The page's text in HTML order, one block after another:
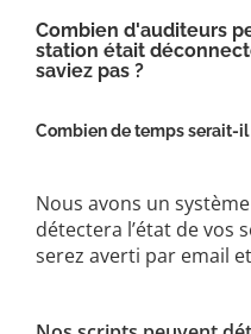
Combien d'auditeurs
station était
saviez pas ?
Combien de temps serait-
Nous avons un
détectera l’état de vos
serez averti par email